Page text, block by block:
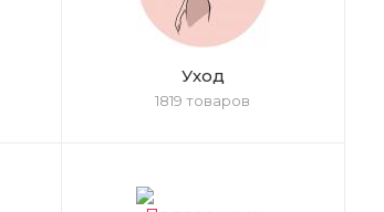
Уход
1819 товаров